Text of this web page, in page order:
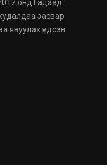
онд Гадаад
засвар
явуулах үндсэн